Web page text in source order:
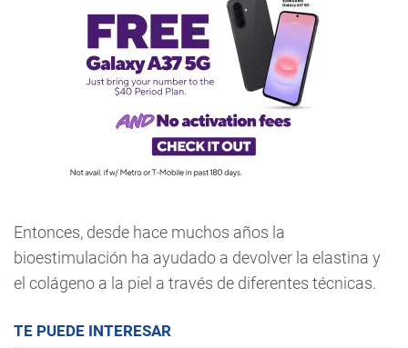
Entonces, desde hace muchos años la
bioestimulación ha ayudado a devolver la elastina y
el colágeno a la piel a través de diferentes técnicas.
TE PUEDE INTERESAR